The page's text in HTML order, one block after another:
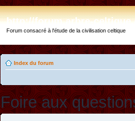
http://forum.arbre-
Forum consacré à l'étude de la civilisation celtique
Index du forum
Foire aux